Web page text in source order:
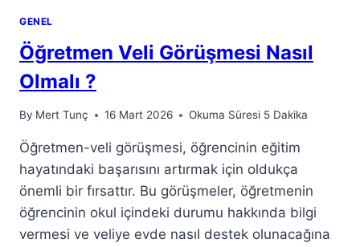
GENEL
Öğretmen Veli Görüşmesi Nasıl
Olmalı ?
By Mert Tunç 16 Mart 2026 Okuma Süresi 5 Dakika
Öğretmen-veli görüşmesi, öğrencinin eğitim
hayatındaki başarısını artırmak için oldukça
önemli bir fırsattır. Bu görüşmeler, öğretmenin
öğrencinin okul içindeki durumu hakkında bilgi
vermesi ve veliye evde nasıl destek olunacağına